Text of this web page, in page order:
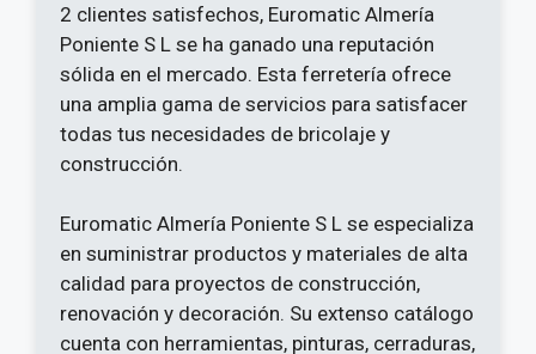
2 clientes satisfechos, Euromatic Almería
Poniente S L se ha ganado una reputación
sólida en el mercado. Esta ferretería ofrece
una amplia gama de servicios para satisfacer
todas tus necesidades de bricolaje y
construcción.
Euromatic Almería Poniente S L se especializa
en suministrar productos y materiales de alta
calidad para proyectos de construcción,
renovación y decoración. Su extenso catálogo
cuenta con herramientas, pinturas, cerraduras,